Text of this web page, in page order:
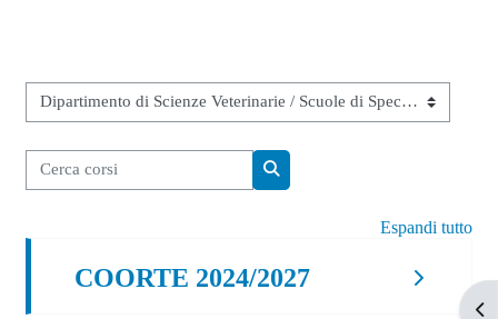
Categorie di corso
Cerca corsi
Espandi tutto
COORTE 2024/2027